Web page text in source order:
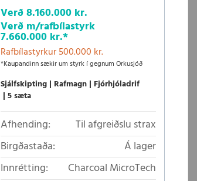
Verð8.160.000 kr.
Verð m/rafbílastyrk
7.660.000 kr.*
Rafbílastyrkur 500.000 kr.
*Kaupandinn sækir um styrk í gegnum Orkusjóð
Sjálfskipting Rafmagn Fjórhjóladrif
5 sæta
Afhending:
Til afgreiðslu strax
Birgðastaða:
Á lager
Innrétting:
Charcoal MicroTech